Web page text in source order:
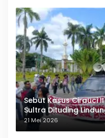
Sebut Kasus Cirauci
Sultra Dituding
21 Mei 2026